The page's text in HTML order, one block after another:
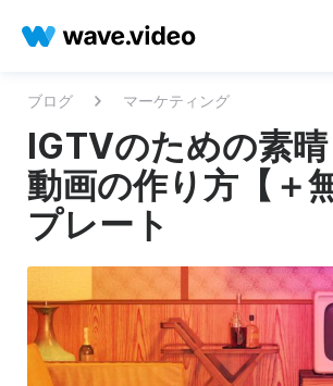
ブログ マーケティング
IGTVのための素
動画の作り方【＋
プレート